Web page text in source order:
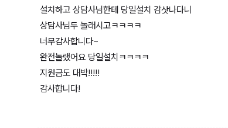
설치하고 상담사님한테 당일설치 감삿나다니
상담사님두 놀래시고ㅋㅋㅋㅋ
너무감사합니다~
완전놀랬어요 당일설치ㅋㅋㅋㅋ
지원금도 대박!!!!!
감사합니다!